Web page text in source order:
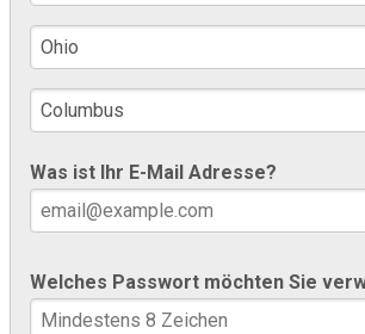
Was ist Ihr E-Mail Adresse?
Welches Passwort möchten Sie